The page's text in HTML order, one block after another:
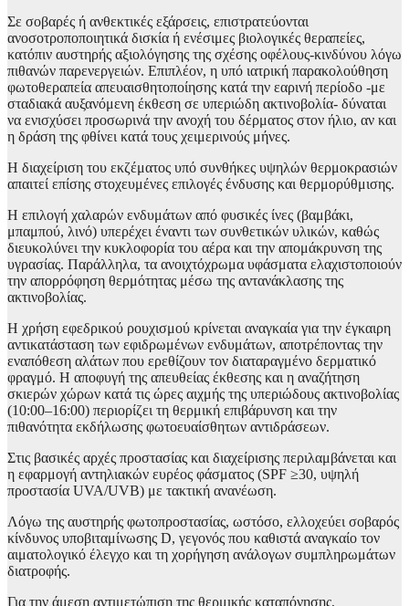
Σε σοβαρές ή ανθεκτικές εξάρσεις, επιστρατεύονται
ανοσοτροποποιητικά δισκία ή ενέσιμες βιολογικές θεραπείες,
κατόπιν αυστηρής αξιολόγησης της σχέσης οφέλους-κινδύνου λόγω
πιθανών παρενεργειών. Επιπλέον, η υπό ιατρική παρακολούθηση
φωτοθεραπεία απευαισθητοποίησης κατά την εαρινή περίοδο -με
σταδιακά αυξανόμενη έκθεση σε υπεριώδη ακτινοβολία- δύναται
να ενισχύσει προσωρινά την ανοχή του δέρματος στον ήλιο, αν και
η δράση της φθίνει κατά τους χειμερινούς μήνες.
Η διαχείριση του εκζέματος υπό συνθήκες υψηλών θερμοκρασιών
απαιτεί επίσης στοχευμένες επιλογές ένδυσης και θερμορύθμισης.
Η επιλογή χαλαρών ενδυμάτων από φυσικές ίνες (βαμβάκι,
μπαμπού, λινό) υπερέχει έναντι των συνθετικών υλικών, καθώς
διευκολύνει την κυκλοφορία του αέρα και την απομάκρυνση της
υγρασίας. Παράλληλα, τα ανοιχτόχρωμα υφάσματα ελαχιστοποιούν
την απορρόφηση θερμότητας μέσω της αντανάκλασης της
ακτινοβολίας.
Η χρήση εφεδρικού ρουχισμού κρίνεται αναγκαία για την έγκαιρη
αντικατάσταση των εφιδρωμένων ενδυμάτων, αποτρέποντας την
εναπόθεση αλάτων που ερεθίζουν τον διαταραγμένο δερματικό
φραγμό. Η αποφυγή της απευθείας έκθεσης και η αναζήτηση
σκιερών χώρων κατά τις ώρες αιχμής της υπεριώδους ακτινοβολίας
(10:00–16:00) περιορίζει τη θερμική επιβάρυνση και την
πιθανότητα εκδήλωσης φωτοευαίσθητων αντιδράσεων.
Στις βασικές αρχές προστασίας και διαχείρισης περιλαμβάνεται και
η εφαρμογή αντηλιακών ευρέος φάσματος (SPF ≥30, υψηλή
προστασία UVA/UVB) με τακτική ανανέωση.
Λόγω της αυστηρής φωτοπροστασίας, ωστόσο, ελλοχεύει σοβαρός
κίνδυνος υποβιταμίνωσης D, γεγονός που καθιστά αναγκαίο τον
αιματολογικό έλεγχο και τη χορήγηση ανάλογων συμπληρωμάτων
διατροφής.
Για την άμεση αντιμετώπιση της θερμικής καταπόνησης,